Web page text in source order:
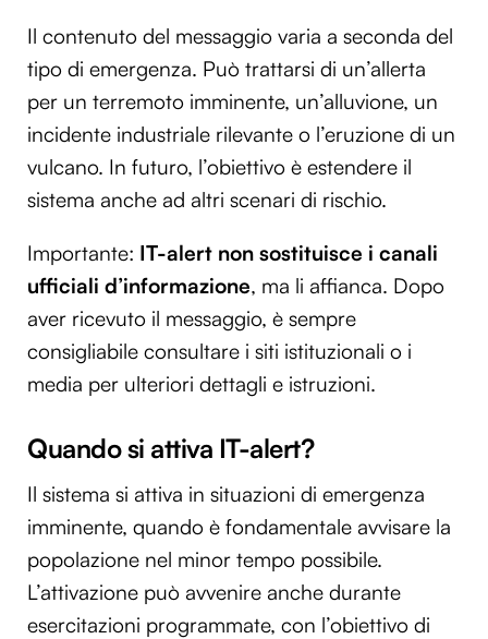
Il contenuto del messaggio varia a seconda del
tipo di emergenza. Può trattarsi di un’allerta
per un terremoto imminente, un’alluvione, un
incidente industriale rilevante o l’eruzione di un
vulcano. In futuro, l’obiettivo è estendere il
sistema anche ad altri scenari di rischio.
Importante: IT-alert non sostituisce i canali
ufficiali d’informazione, ma li affianca. Dopo
aver ricevuto il messaggio, è sempre
consigliabile consultare i siti istituzionali o i
media per ulteriori dettagli e istruzioni.
Quando si attiva IT-alert?
Il sistema si attiva in situazioni di emergenza
imminente, quando è fondamentale avvisare la
popolazione nel minor tempo possibile.
L’attivazione può avvenire anche durante
esercitazioni programmate, con l’obiettivo di